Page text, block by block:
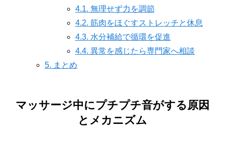
4.1. 無理せず力を調節
4.2. 筋肉をほぐすストレッチと休息
4.3. 水分補給で循環を促進
4.4. 異常を感じたら専門家へ相談
5. まとめ
マッサージ中にプチプチ音がする原因
とメカニズム